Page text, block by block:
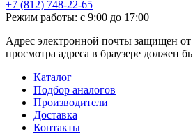
+7 (812) 748-22-65
Режим работы: с 9:00 до 17:00
Адрес электронной почты защищен
просмотра адреса в браузере должен
Каталог
Подбор аналогов
Производители
Доставка
Контакты